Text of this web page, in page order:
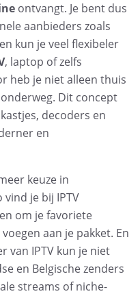
ontvangt. Je bent dus
aanbieders zoals
kun je veel flexibeler
, laptop of zelfs
heb je niet alleen thuis
Dit concept
decoders en
en
keuze in
je bij IPTV
om je favoriete
aan je pakket. En
van IPTV kun je niet
en Belgische zenders
streams of niche-